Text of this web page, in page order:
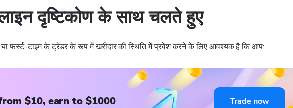
दृष्टिकोण के साथ चलते हुए
या फर्स्ट-टाइम के ट्रेडर के रूप में खरीदार की स्थिति में प्रवेश करने के लिए आवश्यक है कि आप:
$10, earn to $1000 Trade now